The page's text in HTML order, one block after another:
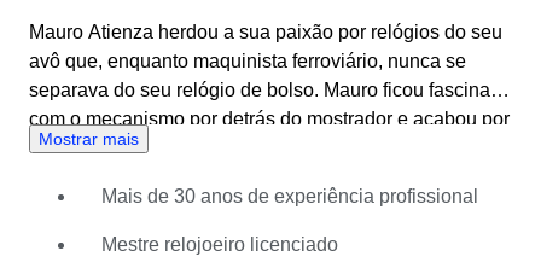
Mauro Atienza herdou a sua paixão por relógios do seu
avô que, enquanto maquinista ferroviário, nunca se
separava do seu relógio de bolso. Mauro ficou fascinado
com o mecanismo por detrás do mostrador e acabou por
começar uma coleção. A sua coleção cresceu
amigos e, quando chegou a altura de escolher um
curso, Mauro Atienza sabia que o seu destino era
Mostrar mais
Mais de 30 anos de experiência profissional
Mestre relojoeiro licenciado